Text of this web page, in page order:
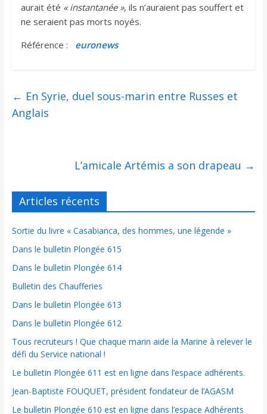
aurait été « instantanée », ils n’auraient pas souffert et
ne seraient pas morts noyés.
Référence :
euronews
← En Syrie, duel sous-marin entre Russes et
Anglais
L’amicale Artémis a son drapeau →
Articles récents
Sortie du livre « Casabianca, des hommes, une légende »
Dans le bulletin Plongée 615
Dans le bulletin Plongée 614
Bulletin des Chaufferies
Dans le bulletin Plongée 613
Dans le bulletin Plongée 612
Tous recruteurs ! Que chaque marin aide la Marine à relever le
défi du Service national !
Le bulletin Plongée 611 est en ligne dans l’espace adhérents.
Jean-Baptiste FOUQUET, président fondateur de l’AGASM
Le bulletin Plongée 610 est en ligne dans l’espace Adhérents